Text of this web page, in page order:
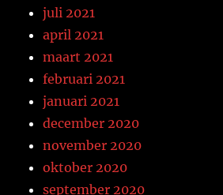
juli 2021
april 2021
maart 2021
februari 2021
januari 2021
december 2020
november 2020
oktober 2020
september 2020